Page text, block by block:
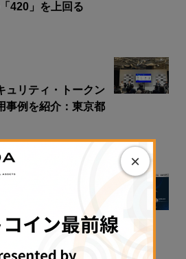
420」を上回る
ュリティ・トークン
事例を紹介：東京都
ーバルにつながるか
ェーン活用実証から
の可能性
×